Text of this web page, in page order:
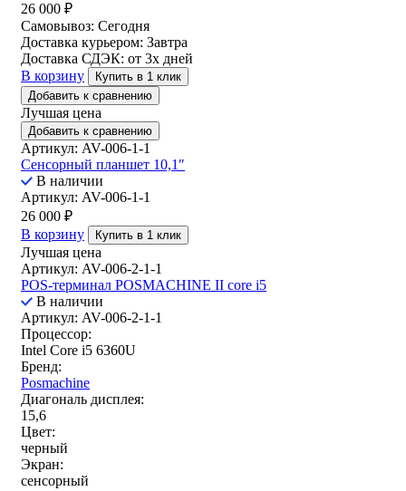
26 000 ₽
Самовывоз: Сегодня
Доставка курьером: Завтра
Доставка СДЭК: от 3х дней
В корзину
Купить в 1 клик
Добавить к сравнению
Лучшая цена
Добавить к сравнению
Артикул: AV-006-1-1
Сенсорный планшет 10,1″
В наличии
Артикул: AV-006-1-1
26 000 ₽
В корзину
Купить в 1 клик
Лучшая цена
Артикул: AV-006-2-1-1
POS-терминал POSMACHINE II core i5
В наличии
Артикул: AV-006-2-1-1
Процессор:
Intel Core i5 6360U
Бренд:
Posmachine
Диагональ дисплея:
15,6
Цвет:
черный
Экран:
сенсорный